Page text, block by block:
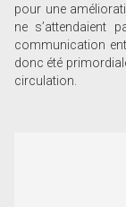
pour une
ne s’attendaient
communication
donc été
circulation.